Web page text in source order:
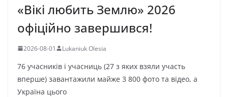
«Вікі любить Землю» 2026
офіційно завершився!
2026-08-01 Lukaniuk Olesia
76 учасників і учасниць (27 з яких взяли участь
вперше) завантажили майже 3 800 фото та відео, а
Україна цього